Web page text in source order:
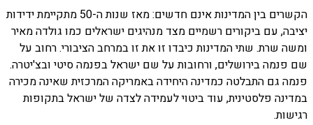
הקשרים בין המדינות אינם חדשים: מאז שנות ה-50 מתקיימת ידידות
יציבה, עם ביקורים רשמיים מצד מנהיגים ישראלים כמו גולדה מאיר
ומשה שרת. שתי המדינות כיבדו זו את זו במרחב הציבורי. רחוב על
שם פנמה בירושלים, ורחובות על שם ישראל בפנמה סיטי ובצ'יטרה.
פנמה גם התבלטה כמדינה היחידה באמריקה המרכזית שאינה מכירה
במדינה פלסטינית, עוד ביטוי לעמידה לצדה של ישראל בתקופות
רגישות.